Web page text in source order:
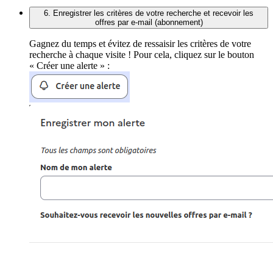
6. Enregistrer les critères de votre recherche et recevoir les
offres par e-mail (abonnement)
Gagnez du temps et évitez de ressaisir les critères de votre
recherche à chaque visite ! Pour cela, cliquez sur le bouton
« Créer une alerte » :